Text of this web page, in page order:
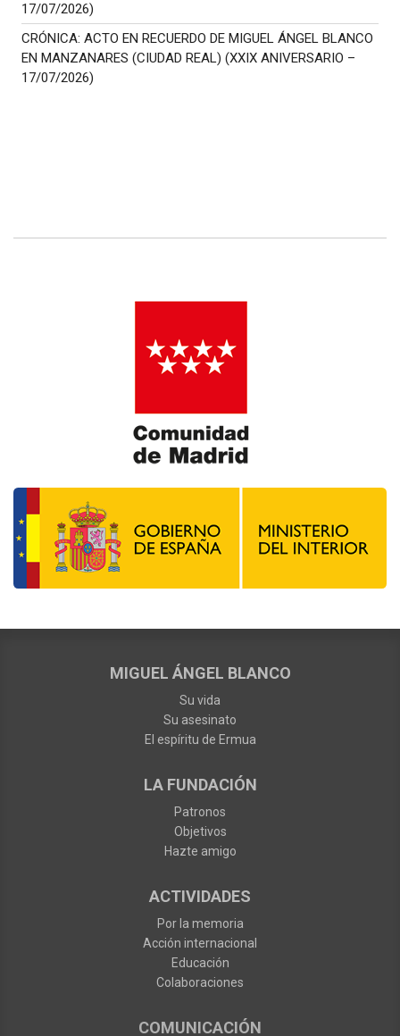
17/07/2026)
CRÓNICA: ACTO EN RECUERDO DE MIGUEL ÁNGEL BLANCO
EN MANZANARES (CIUDAD REAL) (XXIX ANIVERSARIO –
17/07/2026)
MIGUEL ÁNGEL BLANCO
Su vida
Su asesinato
El espíritu de Ermua
LA FUNDACIÓN
Patronos
Objetivos
Hazte amigo
ACTIVIDADES
Por la memoria
Acción internacional
Educación
Colaboraciones
COMUNICACIÓN